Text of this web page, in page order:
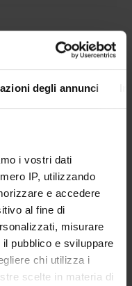
degli annunci
i vostri dati
IP, utilizzando
e accedere
al fine di
misurare
pubblico e sviluppare
chi utilizza i
scelte in materia di
relativo
con laboratorio.
SUPERIORE